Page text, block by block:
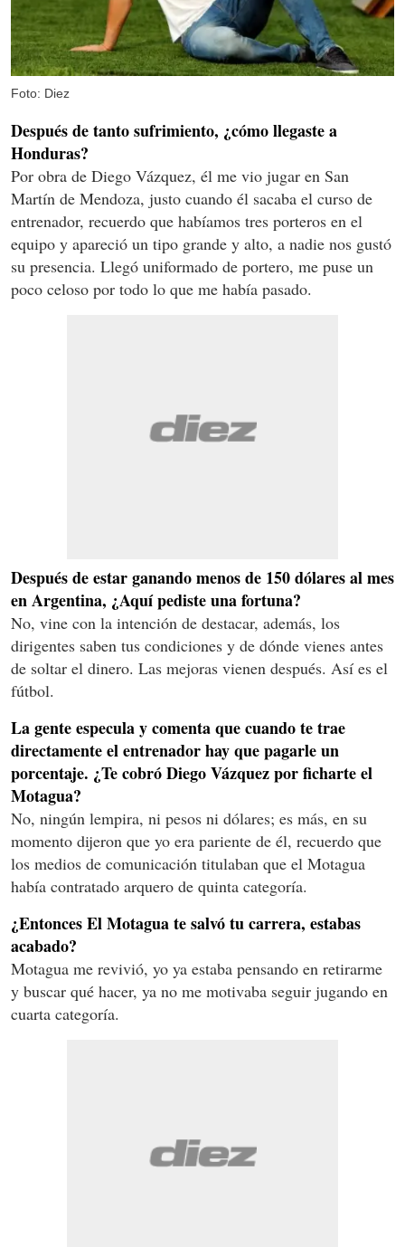
Foto: Diez
Después de tanto sufrimiento, ¿cómo llegaste a
Honduras?
Por obra de Diego Vázquez, él me vio jugar en San
Martín de Mendoza, justo cuando él sacaba el curso de
entrenador, recuerdo que habíamos tres porteros en el
equipo y apareció un tipo grande y alto, a nadie nos gustó
su presencia. Llegó uniformado de portero, me puse un
poco celoso por todo lo que me había pasado.
Después de estar ganando menos de 150 dólares al mes
en Argentina, ¿Aquí pediste una fortuna?
No, vine con la intención de destacar, además, los
dirigentes saben tus condiciones y de dónde vienes antes
de soltar el dinero. Las mejoras vienen después. Así es el
fútbol.
La gente especula y comenta que cuando te trae
directamente el entrenador hay que pagarle un
porcentaje. ¿Te cobró Diego Vázquez por ficharte el
Motagua?
No, ningún lempira, ni pesos ni dólares; es más, en su
momento dijeron que yo era pariente de él, recuerdo que
los medios de comunicación titulaban que el Motagua
había contratado arquero de quinta categoría.
¿Entonces El Motagua te salvó tu carrera, estabas
acabado?
Motagua me revivió, yo ya estaba pensando en retirarme
y buscar qué hacer, ya no me motivaba seguir jugando en
cuarta categoría.